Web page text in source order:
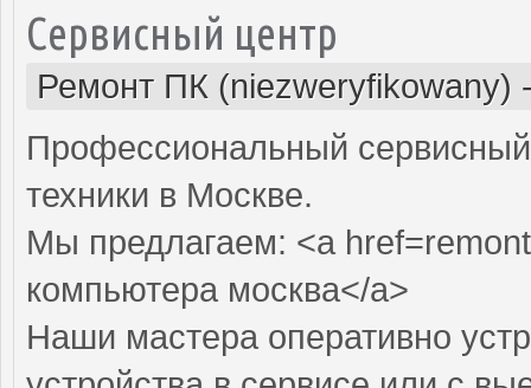
Сервисный центр
Ремонт ПК (niezweryfikowany)
Профессиональный
техники в Москве.
Мы предлагаем: <a
компьютера москва</a>
Наши мастера оперативно